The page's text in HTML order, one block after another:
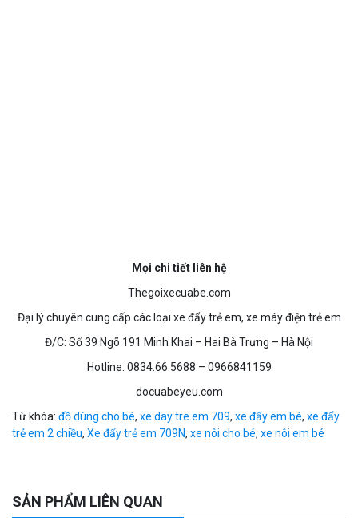
Mọi chi tiết liên hệ
Thegoixecuabe.com
Đại lý chuyên cung cấp các loại xe đẩy trẻ em, xe máy điện trẻ em
Đ/C: Số 39 Ngõ 191 Minh Khai – Hai Bà Trưng – Hà Nội
Hotline: 0834.66.5688 – 0966841159
docuabeyeu.com
Từ khóa: đồ dùng cho bé, xe day tre em 709, xe đẩy em bé, xe đẩy
trẻ em 2 chiều, Xe đẩy trẻ em 709N, xe nôi cho bé, xe nôi em bé
SẢN PHẨM LIÊN QUAN